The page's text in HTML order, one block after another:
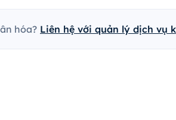
hóa? Liên hệ với quản lý dịch vụ